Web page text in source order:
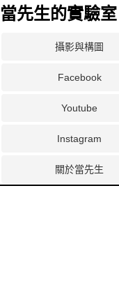
當先生的實驗室
攝影與構圖
Facebook
Youtube
Instagram
關於當先生